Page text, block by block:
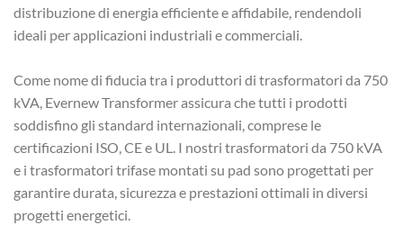
distribuzione di energia efficiente e affidabile, rendendoli
ideali per applicazioni industriali e commerciali.
Come nome di fiducia tra i produttori di trasformatori da 750
kVA, Evernew Transformer assicura che tutti i prodotti
soddisfino gli standard internazionali, comprese le
certificazioni ISO, CE e UL. I nostri trasformatori da 750 kVA
e i trasformatori trifase montati su pad sono progettati per
garantire durata, sicurezza e prestazioni ottimali in diversi
progetti energetici.